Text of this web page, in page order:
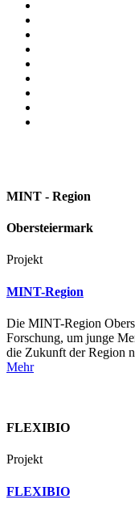
MINT - Region
Obersteiermark
Projekt
MINT-Region
Die MINT-Region
Forschung, um junge
die Zukunft der Region
Mehr
FLEXIBIO
Projekt
FLEXIBIO